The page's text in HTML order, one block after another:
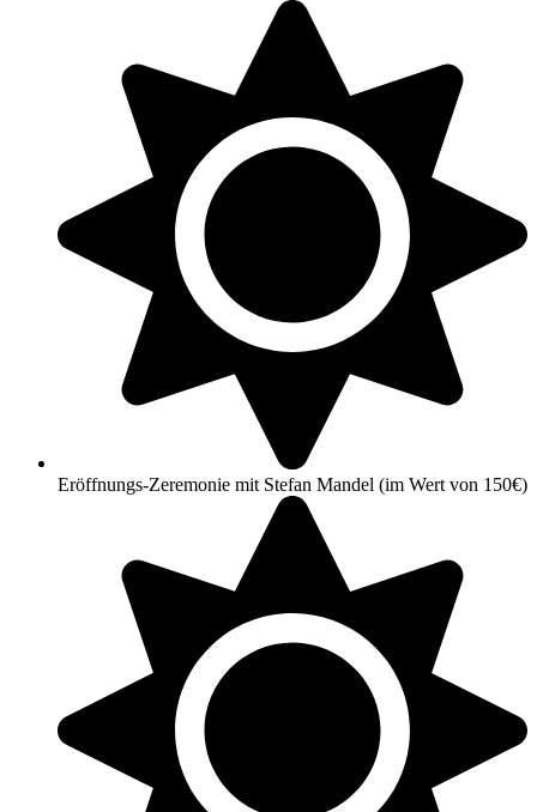
Eröffnungs-Zeremonie mit Stefan Mandel (im Wert von 150€)